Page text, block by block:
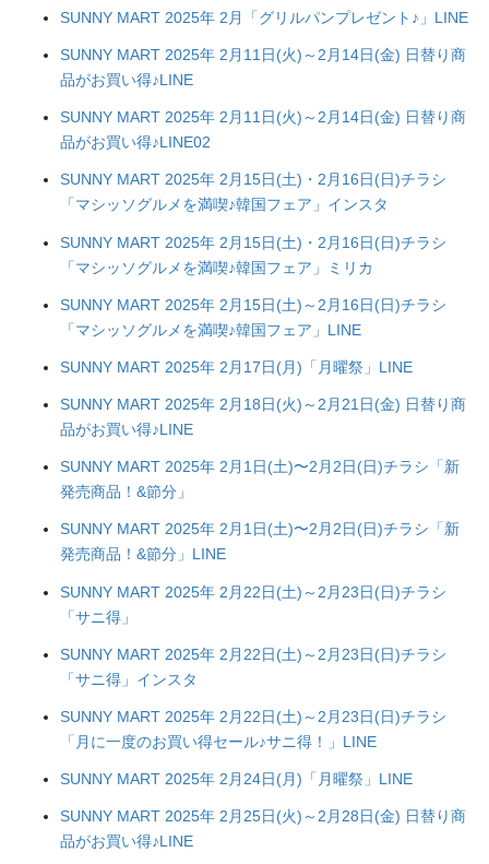
SUNNY MART 2025年 2月「グリルパンプレゼント♪」LINE
SUNNY MART 2025年 2月11日(火)～2月14日(金) 日替り商
品がお買い得♪LINE
SUNNY MART 2025年 2月11日(火)～2月14日(金) 日替り商
品がお買い得♪LINE02
SUNNY MART 2025年 2月15日(土)・2月16日(日)チラシ
「マシッソグルメを満喫♪韓国フェア」インスタ
SUNNY MART 2025年 2月15日(土)・2月16日(日)チラシ
「マシッソグルメを満喫♪韓国フェア」ミリカ
SUNNY MART 2025年 2月15日(土)～2月16日(日)チラシ
「マシッソグルメを満喫♪韓国フェア」LINE
SUNNY MART 2025年 2月17日(月)「月曜祭」LINE
SUNNY MART 2025年 2月18日(火)～2月21日(金) 日替り商
品がお買い得♪LINE
SUNNY MART 2025年 2月1日(土)〜2月2日(日)チラシ「新
発売商品！&節分」
SUNNY MART 2025年 2月1日(土)〜2月2日(日)チラシ「新
発売商品！&節分」LINE
SUNNY MART 2025年 2月22日(土)～2月23日(日)チラシ
「サニ得」
SUNNY MART 2025年 2月22日(土)～2月23日(日)チラシ
「サニ得」インスタ
SUNNY MART 2025年 2月22日(土)～2月23日(日)チラシ
「月に一度のお買い得セール♪サニ得！」LINE
SUNNY MART 2025年 2月24日(月)「月曜祭」LINE
SUNNY MART 2025年 2月25日(火)～2月28日(金) 日替り商
品がお買い得♪LINE